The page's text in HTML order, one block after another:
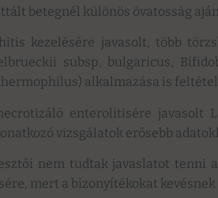
betegnél különös óvatosság
kezelésére javasolt, több
subsp. bulgaricus,
alkalmazása is
enterolitisére javasolt
vizsgálatok erősebb
nem tudtak javaslatot tenni
mert a bizonyítékokat